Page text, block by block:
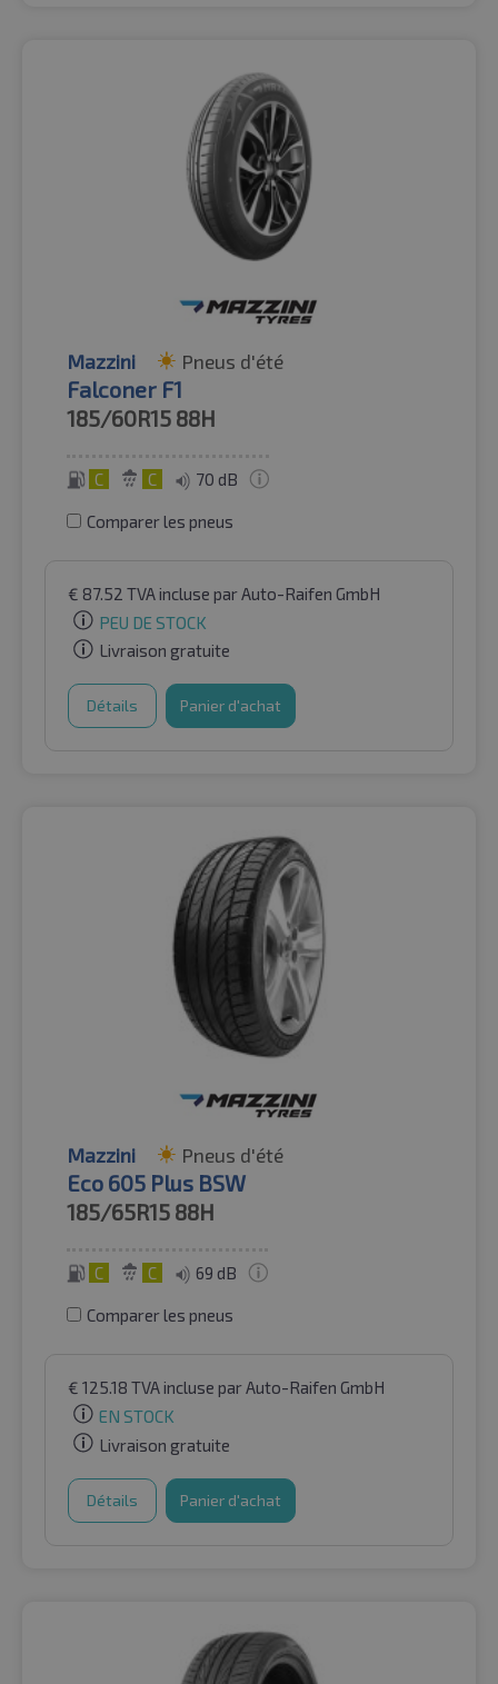
Mazzini Pneus d'été
Falconer F1
185/60R15 88H
C C 70 dB
Comparer les pneus
€ 87.52 TVA incluse par Auto-Raifen GmbH
PEU DE STOCK
Livraison gratuite
Détails Panier d'achat
Mazzini Pneus d'été
Eco 605 Plus BSW
185/65R15 88H
C C 69 dB
Comparer les pneus
€ 125.18 TVA incluse par Auto-Raifen GmbH
EN STOCK
Livraison gratuite
Détails Panier d'achat